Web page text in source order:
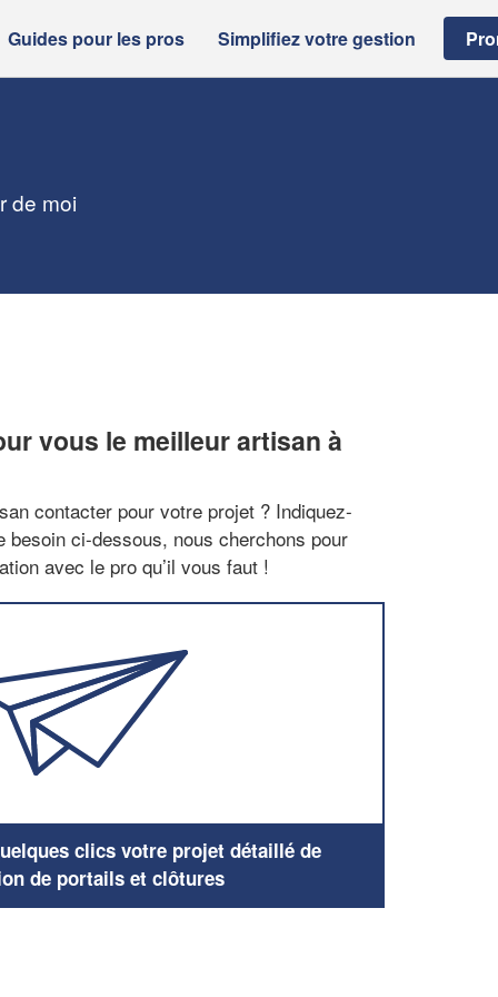
Guides pour les pros Simplifiez votre gestion
de moi
vous le meilleur artisan à
contacter pour votre projet ? Indiquez-
besoin ci-dessous, nous cherchons pour
avec le pro qu’il vous faut !
clics votre projet détaillé de
de portails et clôtures